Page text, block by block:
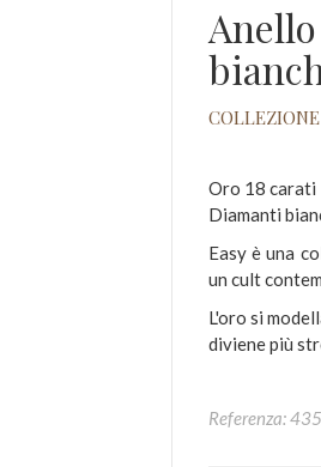
Oro 18 carati
Diamanti
Easy è una
un cult
L'oro si
diviene più
Referenza: